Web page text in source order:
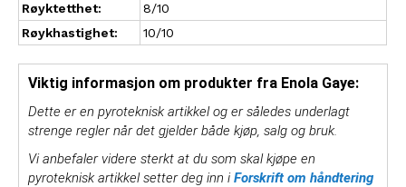
Røyktetthet:
8/10
Røykhastighet:
10/10
Viktig informasjon om produkter fra Enola Gaye:
Dette er en pyroteknisk artikkel og er således underlagt
strenge regler når det gjelder både kjøp, salg og bruk.
Vi anbefaler videre sterkt at du som skal kjøpe en
pyroteknisk artikkel setter deg inn iForskrift om håndtering